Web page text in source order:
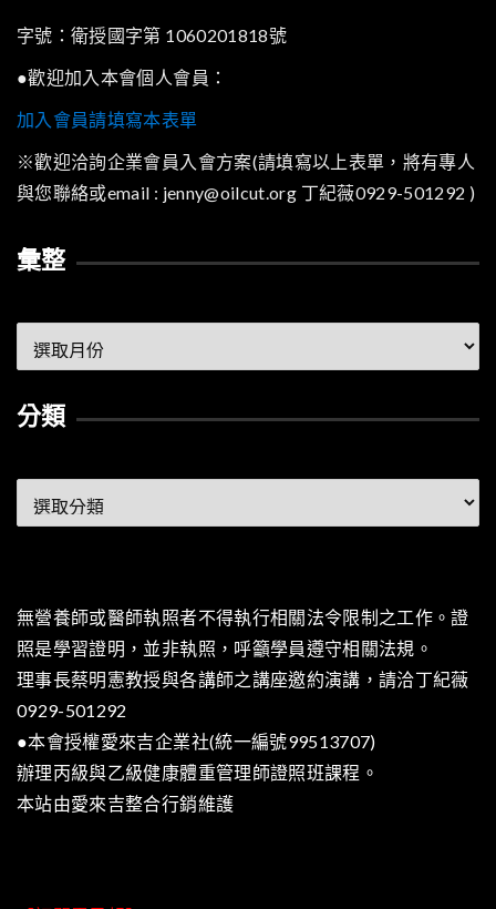
字號：衛授國字第 1060201818號
●歡迎加入本會個人會員：
加入會員請填寫本表單
※歡迎洽詢企業會員入會方案(請填寫以上表單，將有專人
與您聯絡或email : jenny@oilcut.org 丁紀薇0929-501292 )
彙整
整
分類
類
無營養師或醫師執照者不得執行相關法令限制之工作。證
照是學習證明，並非執照，呼籲學員遵守相關法規。
理事長蔡明憲教授與各講師之講座邀約演講，請洽丁紀薇
0929-501292
●本會授權愛來吉企業社(統一編號99513707)
辦理丙級與乙級健康體重管理師證照班課程。
本站由愛來吉整合行銷維護